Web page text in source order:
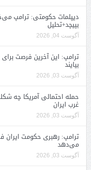
دیپلمات حکومتی: ترامپ
بپیچد+تحلیل
آگوست 04, 2026
ترامپ: این آخرین فرصت
بیایند
آگوست 03, 2026
حمله احتمالی آمریکا چه
غرب ایران
آگوست 03, 2026
ترامپ: رهبری حکومت ایران
می‌دهد
آگوست 03, 2026